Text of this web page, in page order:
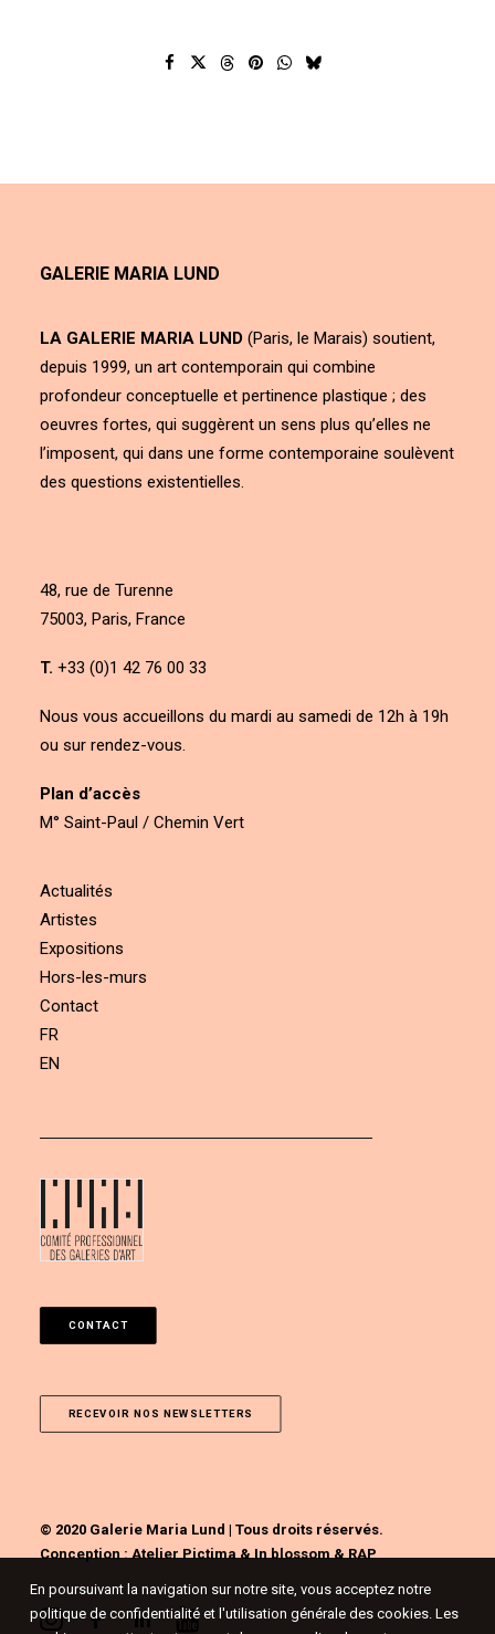
GALERIE MARIA LUND
LA GALERIE MARIA LUND (Paris, le Marais) soutient,
depuis 1999, un art contemporain qui combine
profondeur conceptuelle et pertinence plastique ; des
oeuvres fortes, qui suggèrent un sens plus qu’elles ne
l’imposent, qui dans une forme contemporaine soulèvent
des questions existentielles.
48, rue de Turenne
75003, Paris, France
T. +33 (0)1 42 76 00 33
Nous vous accueillons du mardi au samedi de 12h à 19h
ou sur rendez-vous.
Plan d’accès
M° Saint-Paul / Chemin Vert
Actualités
Artistes
Expositions
Hors-les-murs
Contact
FR
EN
CONTACT
RECEVOIR NOS NEWSLETTERS
© 2020 Galerie Maria Lund | Tous droits réservés.
Conception :Atelier Pictima&In blossom&RAP
En poursuivant la navigation sur notre site, vous acceptez notre
politique de confidentialité et l'utilisation générale des cookies. Les